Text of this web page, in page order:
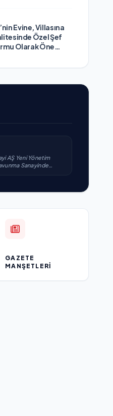
Evine, Villasına
Özel Şef
Olarak Öne
AŞ Yeni Yönetim
Sanayinde
GAZETE
MANŞETLERI